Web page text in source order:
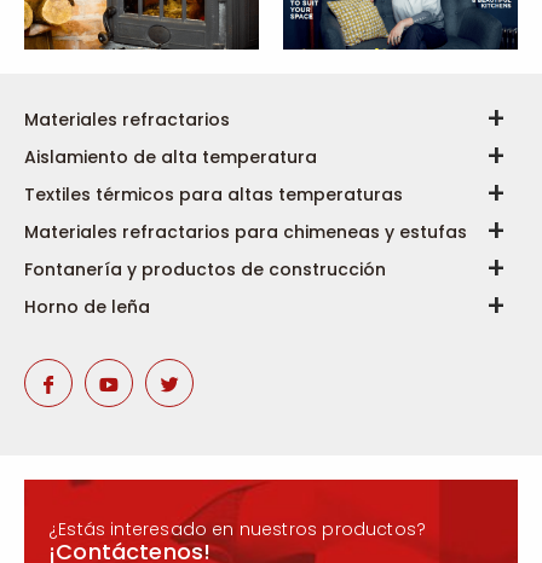
Materiales refractarios
Aislamiento de alta temperatura
Textiles térmicos para altas temperaturas
Materiales refractarios para chimeneas y estufas
Fontanería y productos de construcción
Horno de leña
¿Estás interesado en nuestros productos?
¡Contáctenos!